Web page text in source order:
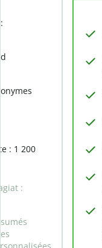
: 1 200
: